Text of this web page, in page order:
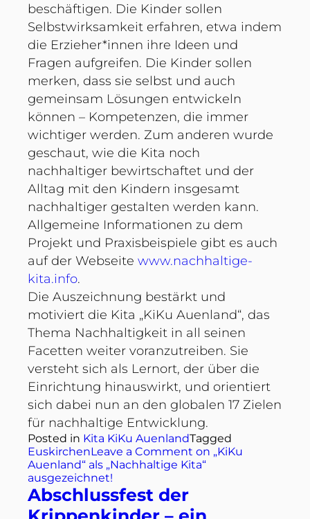
beschäftigen. Die Kinder sollen
Selbstwirksamkeit erfahren, etwa indem
die Erzieher*innen ihre Ideen und
Fragen aufgreifen. Die Kinder sollen
merken, dass sie selbst und auch
gemeinsam Lösungen entwickeln
können – Kompetenzen, die immer
wichtiger werden. Zum anderen wurde
geschaut, wie die Kita noch
nachhaltiger bewirtschaftet und der
Alltag mit den Kindern insgesamt
nachhaltiger gestalten werden kann.
Allgemeine Informationen zu dem
Projekt und Praxisbeispiele gibt es auch
auf der Webseite www.nachhaltige-
kita.info.
Die Auszeichnung bestärkt und
motiviert die Kita „KiKu Auenland“, das
Thema Nachhaltigkeit in all seinen
Facetten weiter voranzutreiben. Sie
versteht sich als Lernort, der über die
Einrichtung hinauswirkt, und orientiert
sich dabei nun an den globalen 17 Zielen
für nachhaltige Entwicklung.
Posted in Kita KiKu AuenlandTagged
EuskirchenLeave a Comment on „KiKu
Auenland“ als „Nachhaltige Kita“
ausgezeichnet!
Abschlussfest der